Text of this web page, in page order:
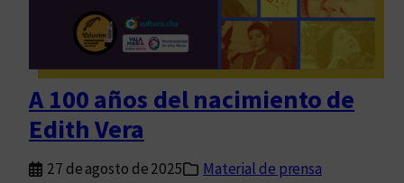
o
i
b
i
i
s
n
t
ó
M
A 100 años del nacimiento de
Edith Vera
27 de agosto de 2025
Material de prensa